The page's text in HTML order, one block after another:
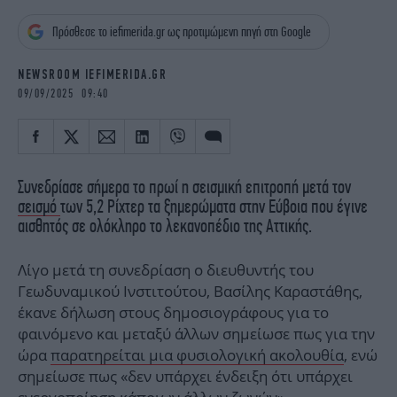
OSCARS
THE OCEAN
Πρόσθεσε το iefimerida.gr ως προτιμώμενη πηγή στη Google
NEWSROOM IEFIMERIDA.GR
09/09/2025 09:40
Συνεδρίασε σήμερα το πρωί η σεισμική επιτροπή μετά τον
σεισμό των 5,2 Ρίχτερ τα ξημερώματα στην Εύβοια που έγινε
αισθητός σε ολόκληρο το λεκανοπέδιο της Αττικής.
Λίγο μετά τη συνεδρίαση ο διευθυντής του
Γεωδυναμικού Ινστιτούτου, Βασίλης Καραστάθης,
έκανε δήλωση στους δημοσιογράφους για το
φαινόμενο και μεταξύ άλλων σημείωσε πως για την
ώραπαρατηρείται μια φυσιολογική ακολουθία, ενώ
σημείωσε πως «δεν υπάρχει ένδειξη ότι υπάρχει